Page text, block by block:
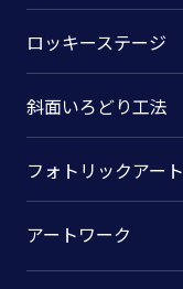
ロッキーステージ
斜面いろどり工法
フォトリックアート
アートワーク